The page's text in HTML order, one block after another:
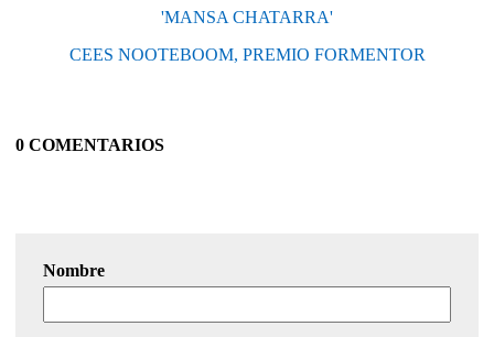
'MANSA CHATARRA'
CEES NOOTEBOOM, PREMIO FORMENTOR
0 COMENTARIOS
Nombre